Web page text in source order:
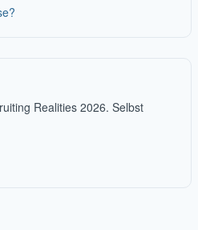
Realities 2026. Selbst